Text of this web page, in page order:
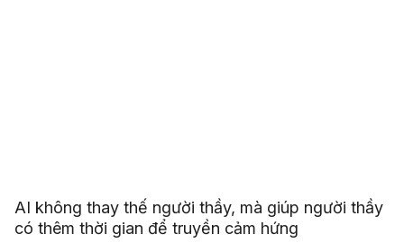
AI không thay thế người thầy, mà giúp người thầy
có thêm thời gian để truyền cảm hứng